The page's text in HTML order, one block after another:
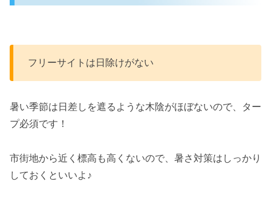
フリーサイトは日除けがない
暑い季節は日差しを遮るような木陰がほぼないので、ター
プ必須です！
市街地から近く標高も高くないので、暑さ対策はしっかり
しておくといいよ♪